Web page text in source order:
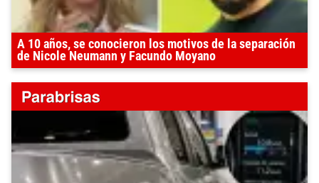
A 10 años, se conocieron los motivos de la separación
de Nicole Neumann y Facundo Moyano